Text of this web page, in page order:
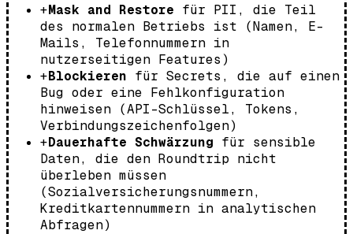
+Mask and Restore für PII, die Teil
des normalen Betriebs ist (Namen, E-
Mails, Telefonnummern in
nutzerseitigen Features)
+Blockieren für Secrets, die auf einen
Bug oder eine Fehlkonfiguration
hinweisen (API-Schlüssel, Tokens,
Verbindungszeichenfolgen)
+Dauerhafte Schwärzung für sensible
Daten, die den Roundtrip nicht
überleben müssen
(Sozialversicherungsnummern,
Kreditkartennummern in analytischen
Abfragen)